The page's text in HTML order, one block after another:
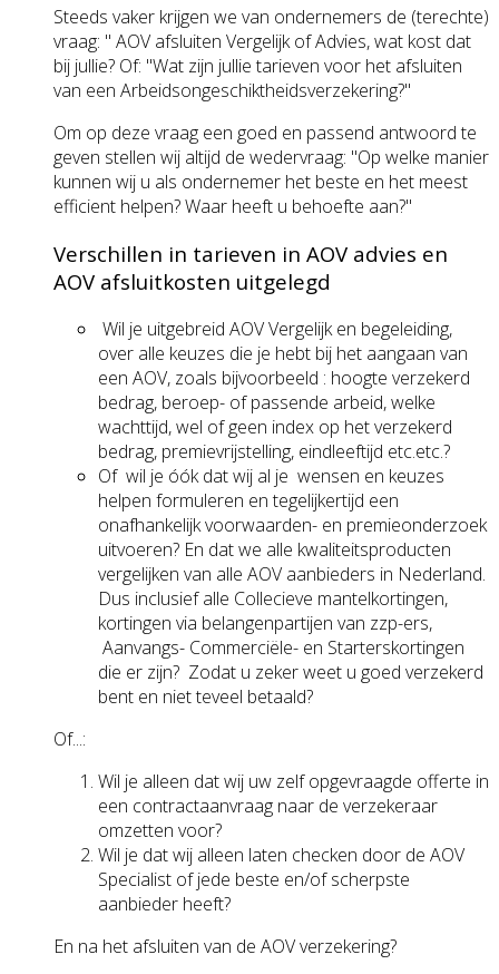
Steeds vaker krijgen we van ondernemers de (terechte)
vraag: " AOV afsluiten Vergelijk of Advies, wat kost dat
bij jullie? Of: "Wat zijn jullie tarieven voor het afsluiten
van een Arbeidsongeschiktheidsverzekering?"
Om op deze vraag een goed en passend antwoord te
geven stellen wij altijd de wedervraag: "Op welke manier
kunnen wij u als ondernemer het beste en het meest
efficient helpen? Waar heeft u behoefte aan?"
Verschillen in tarieven in AOV advies en
AOV afsluitkosten uitgelegd
Wil je uitgebreid AOV Vergelijk en begeleiding,
over alle keuzes die je hebt bij het aangaan van
een AOV, zoals bijvoorbeeld : hoogte verzekerd
bedrag, beroep- of passende arbeid, welke
wachttijd, wel of geen index op het verzekerd
bedrag, premievrijstelling, eindleeftijd etc.etc.?
Of wil je óók dat wij al je wensen en keuzes
helpen formuleren en tegelijkertijd een
onafhankelijk voorwaarden- en premieonderzoek
uitvoeren? En dat we alle kwaliteitsproducten
vergelijken van alle AOV aanbieders in Nederland.
Dus inclusief alle Collecieve mantelkortingen,
kortingen via belangenpartijen van zzp-ers,
Aanvangs- Commerciële- en Starterskortingen
die er zijn? Zodat u zeker weet u goed verzekerd
bent en niet teveel betaald?
Of...:
Wil je alleen dat wij uw zelf opgevraagde offerte in
een contractaanvraag naar de verzekeraar
omzetten voor?
Wil je dat wij alleen laten checken door de AOV
Specialist of jede beste en/of scherpste
aanbieder heeft?
En na het afsluiten van de AOV verzekering?